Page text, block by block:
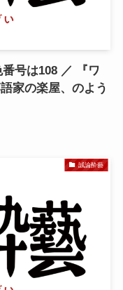
号は108 ／ 『ワ
家の楽屋、のよう
誠論酔藝